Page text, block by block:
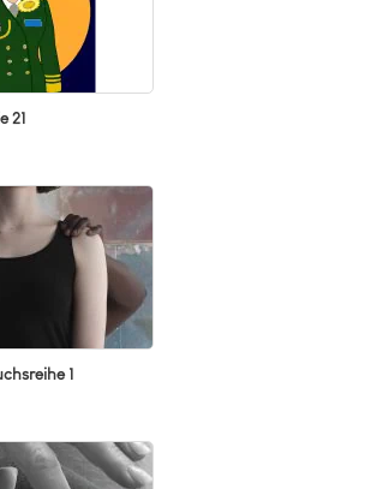
21
1